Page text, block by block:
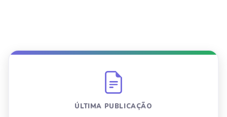
ÚLTIMA PUBLICAÇÃO